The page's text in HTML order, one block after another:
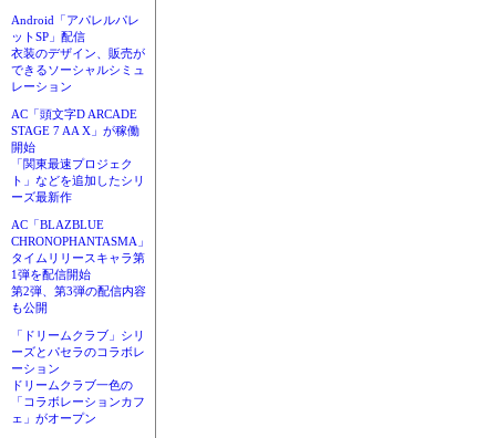
Android「アパレルパレ
ットSP」配信
衣装のデザイン、販売が
できるソーシャルシミュ
レーション
AC「頭文字D ARCADE
STAGE 7 AA X」が稼働
開始
「関東最速プロジェク
ト」などを追加したシリ
ーズ最新作
AC「BLAZBLUE
CHRONOPHANTASMA」
タイムリリースキャラ第
1弾を配信開始
第2弾、第3弾の配信内容
も公開
「ドリームクラブ」シリ
ーズとパセラのコラボレ
ーション
ドリームクラブ一色の
「コラボレーションカフ
ェ」がオープン